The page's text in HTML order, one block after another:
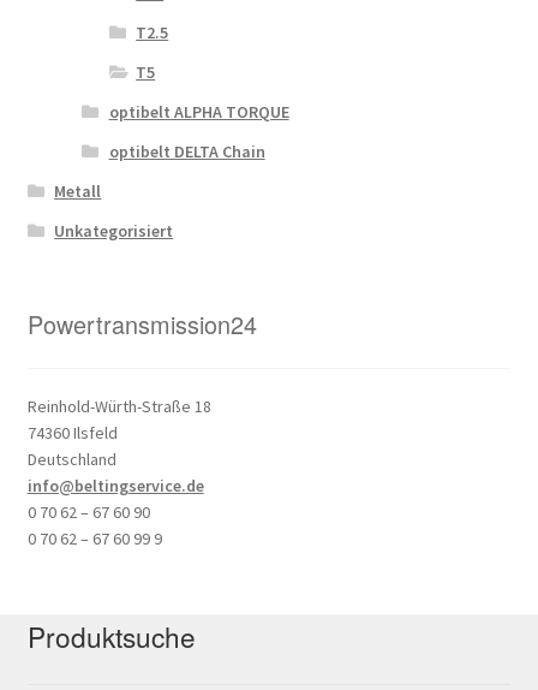
T2.5
T5
optibelt ALPHA TORQUE
optibelt DELTA Chain
Metall
Unkategorisiert
Powertransmission24
Reinhold-Würth-Straße 18
74360 Ilsfeld
Deutschland
info@beltingservice.de
0 70 62 – 67 60 90
0 70 62 – 67 60 99 9
Produktsuche